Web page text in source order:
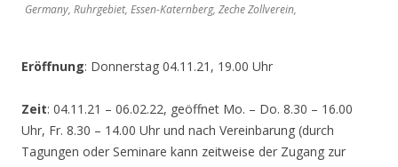
Germany, Ruhrgebiet, Essen-Katernberg, Zeche Zollverein,
Eröffnung: Donnerstag 04.11.21, 19.00 Uhr
Zeit: 04.11.21 – 06.02.22, geöffnet Mo. – Do. 8.30 – 16.00
Uhr, Fr. 8.30 – 14.00 Uhr und nach Vereinbarung (durch
Tagungen oder Seminare kann zeitweise der Zugang zur